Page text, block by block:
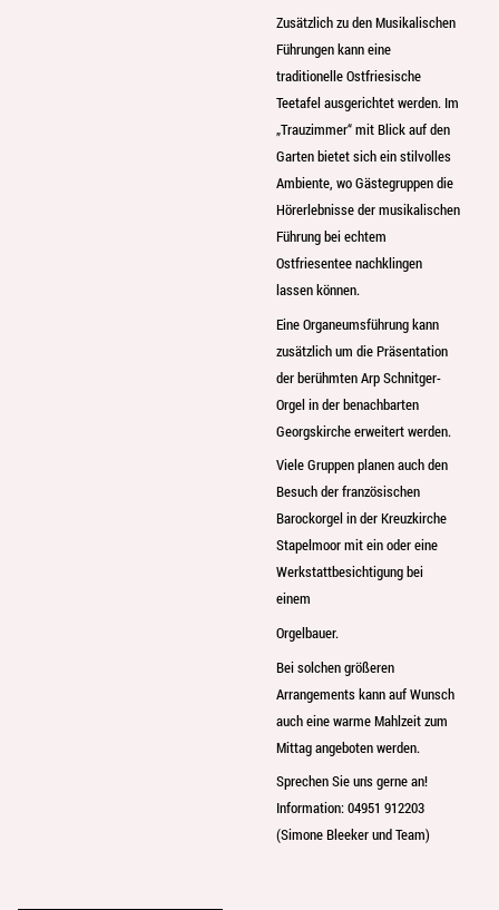
Zusätzlich zu den Musikalischen
Führungen kann eine
traditionelle Ostfriesische
Teetafel ausgerichtet werden. Im
„Trauzimmer“ mit Blick auf den
Garten bietet sich ein stilvolles
Ambiente, wo Gästegruppen die
Hörerlebnisse der musikalischen
Führung bei echtem
Ostfriesentee nachklingen
lassen können.
Eine Organeumsführung kann
zusätzlich um die Präsentation
der berühmten Arp Schnitger-
Orgel in der benachbarten
Georgskirche erweitert werden.
Viele Gruppen planen auch den
Besuch der französischen
Barockorgel in der Kreuzkirche
Stapelmoor mit ein oder eine
Werkstattbesichtigung bei
einem
Orgelbauer.
Bei solchen größeren
Arrangements kann auf Wunsch
auch eine warme Mahlzeit zum
Mittag angeboten werden.
Sprechen Sie uns gerne an!
Information: 04951 912203
(Simone Bleeker und Team)